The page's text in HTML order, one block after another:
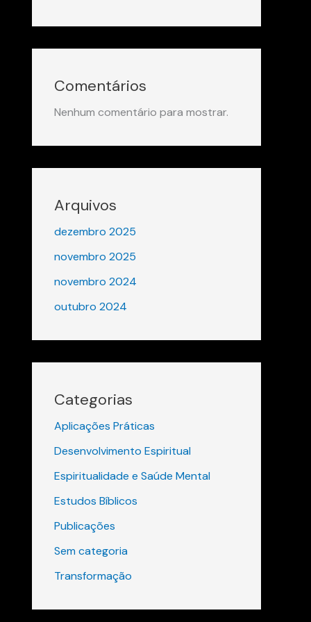
Comentários
Nenhum comentário para mostrar.
Arquivos
dezembro 2025
novembro 2025
novembro 2024
outubro 2024
Categorias
Aplicações Práticas
Desenvolvimento Espiritual
Espiritualidade e Saúde Mental
Estudos Bíblicos
Publicações
Sem categoria
Transformação